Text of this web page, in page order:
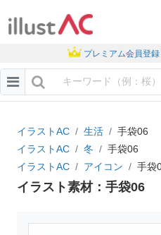
プレミアム会員登録
イラストAC 生活
手袋06
イラストAC
冬
手袋06
イラストAC
アイコン 手袋
イラスト素材：手袋06